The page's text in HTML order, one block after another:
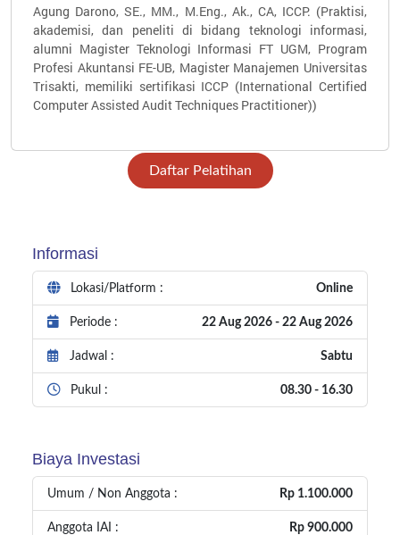
Agung Darono, SE., MM., M.Eng., Ak., CA, ICCP. (Praktisi,
akademisi, dan peneliti di bidang teknologi informasi,
alumni Magister Teknologi Informasi FT UGM, Program
Profesi Akuntansi FE-UB, Magister Manajemen Universitas
Trisakti, memiliki sertifikasi ICCP (International Certified
Computer Assisted Audit Techniques Practitioner))
Daftar Pelatihan
Informasi
Lokasi/Platform : Online
Periode : 22 Aug 2026 - 22 Aug 2026
Jadwal : Sabtu
Pukul : 08.30 - 16.30
Biaya Investasi
Umum / Non Anggota : Rp 1.100.000
Anggota IAI : Rp 900.000